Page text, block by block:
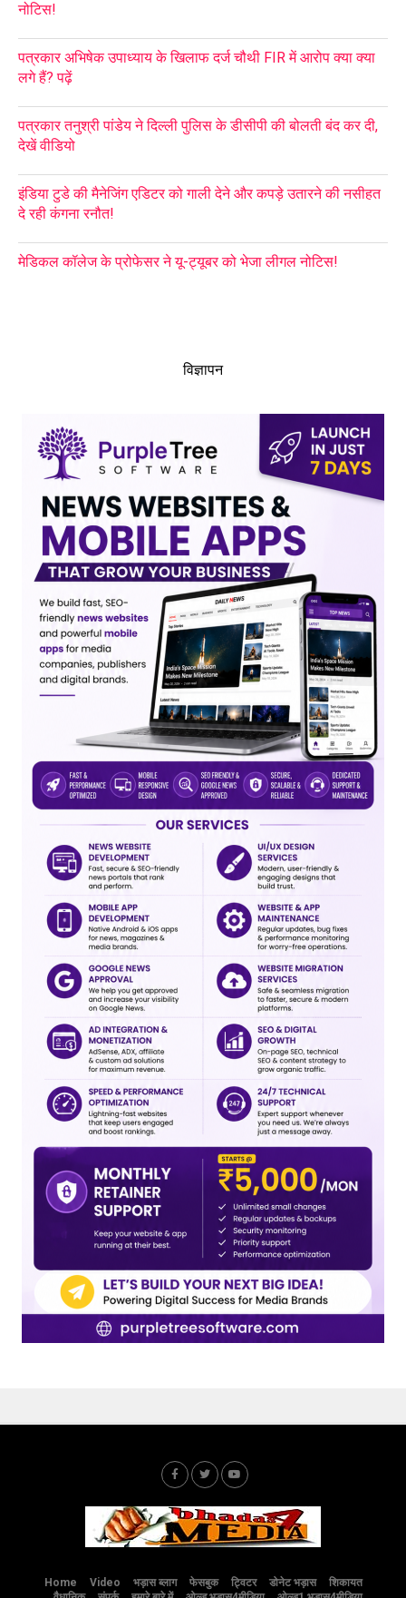
नोटिस!
पत्रकार अभिषेक उपाध्याय के खिलाफ दर्ज चौथी FIR में आरोप क्या क्या
लगे हैं? पढ़ें
पत्रकार तनुश्री पांडेय ने दिल्ली पुलिस के डीसीपी की बोलती बंद कर दी,
देखें वीडियो
इंडिया टुडे की मैनेजिंग एडिटर को गाली देने और कपड़े उतारने की नसीहत
दे रही कंगना रनौत!
मेडिकल कॉलेज के प्रोफेसर ने यू-ट्यूबर को भेजा लीगल नोटिस!
विज्ञापन
Home Video भड़ास ब्लाग फेसबुक ट्विटर डोनेट भड़ास
शिकायत